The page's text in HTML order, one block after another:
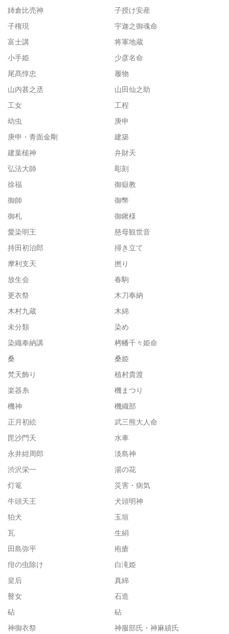
姉倉比売神
子授け安産
子権現
宇迦之御魂命
富士講
将軍地蔵
小手姫
少彦名命
尾髙惇忠
履物
山内甚之丞
山田仙之助
工女
工程
幼虫
庚申
庚申・青面金剛
建築
建葉槌神
弁財天
弘法大師
彫刻
徐福
御嶽教
御師
御幣
御札
御鍬様
愛染明王
慈母観世音
持田初治郎
掃き立て
摩利支天
撚り
放生会
春駒
更衣祭
木刀奉納
木村九蔵
木綿
未分類
染め
染織奉納講
栲幡千々姫命
桑
桑姫
梵天飾り
植村貴渡
楽器糸
機まつり
機神
機織部
正月初絵
武三熊大人命
毘沙門天
水車
永井紺周郎
淡島神
渋沢栄一
湯の花
灯篭
災害・病気
牛頭天王
犬頭明神
狛犬
玉垣
瓦
生絹
田島弥平
疱瘡
疳の虫除け
白滝姫
皇后
真綿
瞽女
石造
砧
砧
神御衣祭
神服部氏・神麻績氏